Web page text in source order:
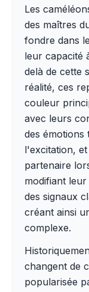
Les
des maîtres
fondre dans
leur capacité
delà de cette
réalité, ces
couleur
avec leurs
des émotions
l'excitation,
partenaire
modifiant
des signaux
créant ainsi
complexe.
changent de
popularisée